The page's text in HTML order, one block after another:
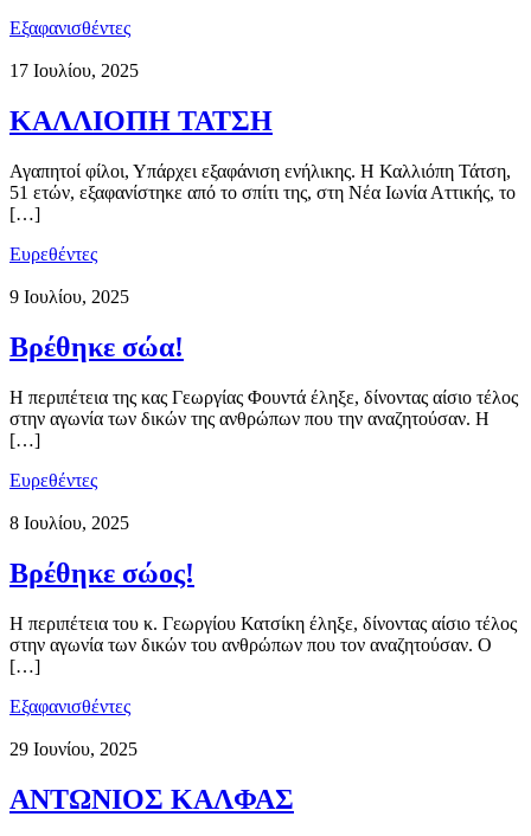
Εξαφανισθέντες
17 Ιουλίου, 2025
ΚΑΛΛΙΟΠΗ ΤΑΤΣΗ
Αγαπητοί φίλοι, Υπάρχει εξαφάνιση ενήλικης. Η Καλλιόπη Τάτση,
51 ετών, εξαφανίστηκε από το σπίτι της, στη Νέα Ιωνία Αττικής, το
[…]
Ευρεθέντες
9 Ιουλίου, 2025
Βρέθηκε σώα!
Η περιπέτεια της κας Γεωργίας Φουντά έληξε, δίνοντας αίσιο τέλος
στην αγωνία των δικών της ανθρώπων που την αναζητούσαν. Η
[…]
Ευρεθέντες
8 Ιουλίου, 2025
Βρέθηκε σώος!
Η περιπέτεια του κ. Γεωργίου Κατσίκη έληξε, δίνοντας αίσιο τέλος
στην αγωνία των δικών του ανθρώπων που τον αναζητούσαν. Ο
[…]
Εξαφανισθέντες
29 Ιουνίου, 2025
ΑΝΤΩΝΙΟΣ ΚΑΛΦΑΣ